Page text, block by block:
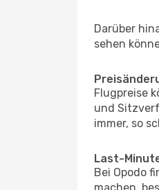
Darüber
sehen
Flugpreise
und
immer, so
Last-
Bei Opodo